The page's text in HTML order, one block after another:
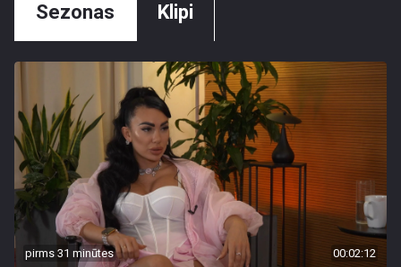
Sezonas Klipi
pirms 31 minūtes 00:02:12